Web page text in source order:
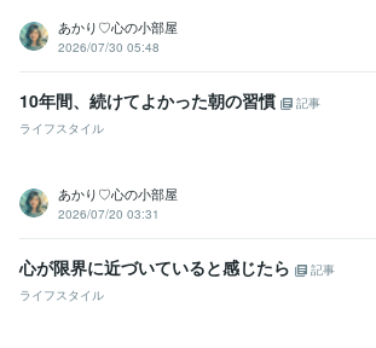
あかり♡心の小部屋
2026/07/30 05:48
10年間、続けてよかった朝の習慣
記事
ライフスタイル
あかり♡心の小部屋
2026/07/20 03:31
心が限界に近づいていると感じたら
記事
ライフスタイル